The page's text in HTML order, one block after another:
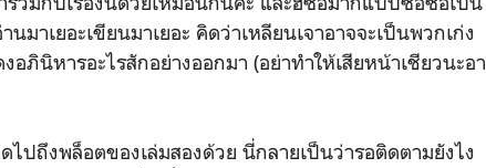
าเยอะเขียนมาเยอะ คิดว่าเหลียนเจาอาจจะเป็นพวกเก่ง
ภินิหารอะไรสักอย่างออกมา (อย่าทำให้เสียหน้าเชียวนะอา
งพล็อตของเล่มสองด้วย นี่กลายเป็นว่ารอติดตามยังไง